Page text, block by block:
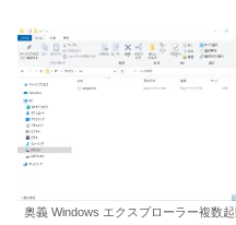
奥義 Windows エクスプローラー複数